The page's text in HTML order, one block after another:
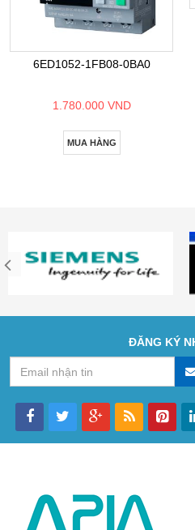
6ED1052-1FB08-0BA0
1.780.000 VND
MUA HÀNG
ĐĂNG KÝ